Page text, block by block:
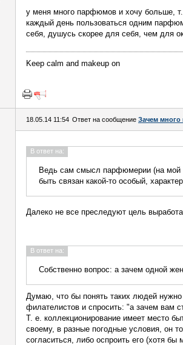
у меня много парфюмов и хочу больше,
каждый день пользоваться одним
себя, душусь скорее для себя, чем для
Keep calm and makeup on
18.05.14 11:54 Ответ на сообщение Зачем
В ответ на:
Ведь сам смысл парфюмерии (на мой
быть связан какой-то особый,
Далеко не все преследуют цель
В ответ на:
Собственно вопрос: а зачем одной
Думаю, что бы понять таких людей
филателистов и спросить: "а зачем вам
Т. е. коллекционирование имеет место
своему, в разные погодные условия, он
согласиться, либо оспроить его (хотя бы